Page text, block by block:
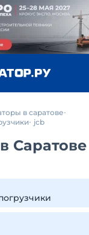
в саратове
jcb
Саратове